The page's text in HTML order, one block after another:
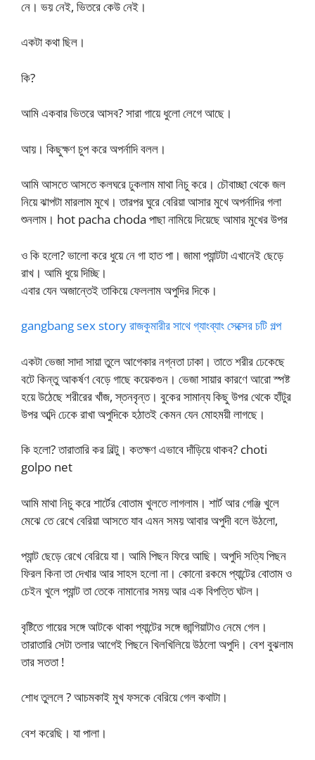
নে। ভয় নেই, ভিতরে কেউ নেই।
একটা কথা ছিল।
কি?
আমি একবার ভিতরে আসব? সারা গায়ে ধুলো লেগে আছে।
আয়। কিছুক্ষণ চুপ করে অপর্নাদি বলল।
আমি আসতে আসতে কলঘরে ঢুকলাম মাথা নিচু করে। চৌবাচ্ছা থেকে জল
নিয়ে ঝাপটা মারলাম মুখে। তারপর ঘুরে বেরিয়া আসার মুখে অপর্নাদির গলা
শুনলাম। hot pacha choda পাছা নামিয়ে দিয়েছে আমার মুখের উপর
ও কি হলো? ভালো করে ধুয়ে নে গা হাত পা। জামা প্যান্টটা এখানেই ছেড়ে
রাখ। আমি ধুয়ে দিচ্ছি।
এবার যেন অজান্তেই তাকিয়ে ফেললাম অপুদির দিকে।
gangbang sex story রাজকুমারীর সাথে গ্যাংব্যাং সেক্সের চটি গল্প
একটা ভেজা সাদা সায়া তুলে আগেকার নগ্নতা ঢাকা। তাতে শরীর ঢেকেছে
বটে কিন্তু আকর্ষণ বেড়ে গাছে কয়েকগুন। ভেজা সায়ার কারণে আরো স্পষ্ট
হয়ে উঠেছে শরীরের খাঁজ, স্তনবৃন্ত। বুকের সামান্য কিছু উপর থেকে হাঁটুর
উপর অব্দি ঢেকে রাখা অপুদিকে হঠাতই কেমন যেন মোহময়ী লাগছে।
কি হলো? তারাতারি কর বিল্টু। কতক্ষণ এভাবে দাঁড়িয়ে থাকব? choti
golpo net
আমি মাথা নিচু করে শার্টের বোতাম খুলতে লাগলাম। শার্ট আর গেঞ্জি খুলে
মেঝে তে রেখে বেরিয়া আসতে যাব এমন সময় আবার অপুদী বলে উঠলো,
প্যান্ট ছেড়ে রেখে বেরিয়ে যা। আমি পিছন ফিরে আছি। অপুদি সত্যি পিছন
ফিরল কিনা তা দেখার আর সাহস হলো না। কোনো রকমে প্যান্টের বোতাম ও
চেইন খুলে প্যান্ট তা তেকে নামানোর সময় আর এক বিপত্তি ঘটল।
বৃষ্টিতে গায়ের সঙ্গে আটকে থাকা প্যান্টের সঙ্গে জান্গিয়াটাও নেমে গেল।
তারাতারি সেটা তলার আগেই পিছনে খিলখিলিয়ে উঠলো অপুদি। বেশ বুঝলাম
তার সততা !
শোধ তুললে ? আচমকাই মুখ ফসকে বেরিয়ে গেল কথাটা।
বেশ করেছি। যা পালা।